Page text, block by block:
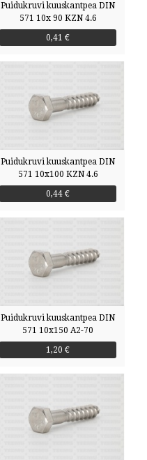
Puidukruvi kuuskantpea DIN
571 10x 90 KZN 4.6
0,41 €
Puidukruvi kuuskantpea DIN
571 10x100 KZN 4.6
0,44 €
Puidukruvi kuuskantpea DIN
571 10x150 A2-70
1,20 €